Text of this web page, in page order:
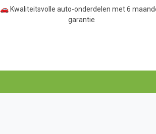
🚗 Kwaliteitsvolle auto-onderdelen met 6
garantie